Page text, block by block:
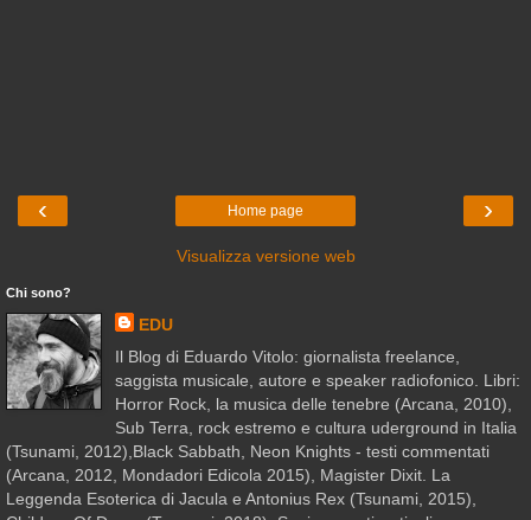
‹ ›
Home page
Visualizza versione web
Chi sono?
EDU
Il Blog di Eduardo Vitolo: giornalista freelance,
saggista musicale, autore e speaker radiofonico. Libri:
Horror Rock, la musica delle tenebre (Arcana, 2010),
Sub Terra, rock estremo e cultura uderground in Italia
(Tsunami, 2012),Black Sabbath, Neon Knights - testi commentati
(Arcana, 2012, Mondadori Edicola 2015), Magister Dixit. La
Leggenda Esoterica di Jacula e Antonius Rex (Tsunami, 2015),